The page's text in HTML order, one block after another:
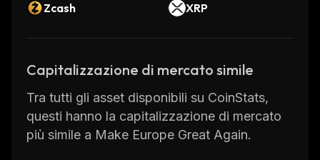
Zcash
XRP
Capitalizzazione di mercato simile
Tra tutti gli asset disponibili su CoinStats,
questi hanno la capitalizzazione di mercato
più simile a Make Europe Great Again.